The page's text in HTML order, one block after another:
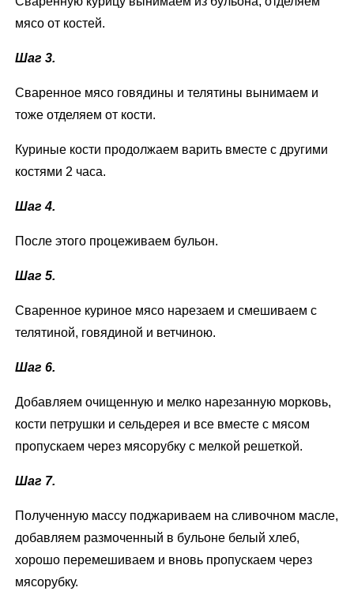
мясо от костей.
Шаг 3.
Сваренное мясо говядины и телятины вынимаем и
тоже отделяем от кости.
Куриные кости продолжаем варить вместе с другими
костями 2 часа.
Шаг 4.
После этого процеживаем бульон.
Шаг 5.
Сваренное куриное мясо нарезаем и смешиваем с
телятиной, говядиной и ветчиною.
Шаг 6.
Добавляем очищенную и мелко нарезанную морковь,
кости петрушки и сельдерея и все вместе с мясом
пропускаем через мясорубку с мелкой решеткой.
Шаг 7.
Полученную массу поджариваем на сливочном масле,
добавляем размоченный в бульоне белый хлеб,
хорошо перемешиваем и вновь пропускаем через
мясорубку.